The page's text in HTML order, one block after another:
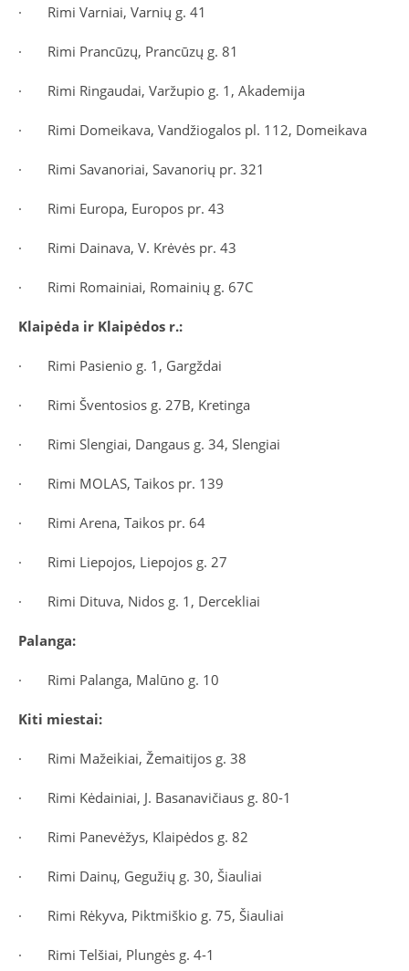
· Rimi Varniai, Varnių g. 41
· Rimi Prancūzų, Prancūzų g. 81
· Rimi Ringaudai, Varžupio g. 1, Akademija
· Rimi Domeikava, Vandžiogalos pl. 112, Domeikava
· Rimi Savanoriai, Savanorių pr. 321
· Rimi Europa, Europos pr. 43
· Rimi Dainava, V. Krėvės pr. 43
· Rimi Romainiai, Romainių g. 67C
Klaipėda ir Klaipėdos r.:
· Rimi Pasienio g. 1, Gargždai
· Rimi Šventosios g. 27B, Kretinga
· Rimi Slengiai, Dangaus g. 34, Slengiai
· Rimi MOLAS, Taikos pr. 139
· Rimi Arena, Taikos pr. 64
· Rimi Liepojos, Liepojos g. 27
· Rimi Dituva, Nidos g. 1, Dercekliai
Palanga:
· Rimi Palanga, Malūno g. 10
Kiti miestai:
· Rimi Mažeikiai, Žemaitijos g. 38
· Rimi Kėdainiai, J. Basanavičiaus g. 80-1
· Rimi Panevėžys, Klaipėdos g. 82
· Rimi Dainų, Gegužių g. 30, Šiauliai
· Rimi Rėkyva, Piktmiškio g. 75, Šiauliai
· Rimi Telšiai, Plungės g. 4-1